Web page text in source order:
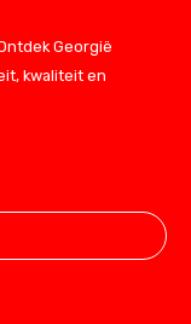
Georgië
kwaliteit en